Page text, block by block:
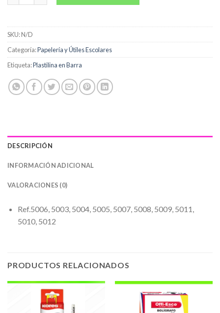
SKU:N/D
Categoría:Papelería y Útiles Escolares
Etiqueta:Plastilina en Barra
DESCRIPCIÓN
INFORMACIÓN ADICIONAL
VALORACIONES (0)
Ref.5006, 5003, 5004, 5005, 5007, 5008, 5009, 5011,
5010, 5012
PRODUCTOS RELACIONADOS